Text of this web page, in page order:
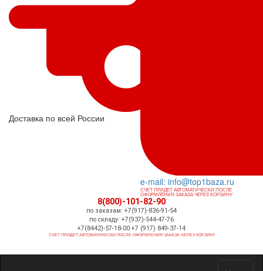
Доставка по всей России
e-mail: info@top1baza.ru
СЧЕТ ПРИДЕТ АВТОМАТИЧЕСКИ ПОСЛЕ
ОФОРМЛЕНИЯ ЗАКАЗА ЧЕРЕЗ КОРЗИНУ
8(800)-101-82-90
по заказам: +7(917)-836-91-54
по складу: +7(937)-544-47-76
+7(8442)-57-18-00 +7 (917) 849-37-14
СЧЕТ ПРИДЕТ АВТОМАТИЧЕСКИ ПОСЛЕ ОФОРМЛЕНИЯ ЗАКАЗА ЧЕРЕЗ КОРЗИНУ